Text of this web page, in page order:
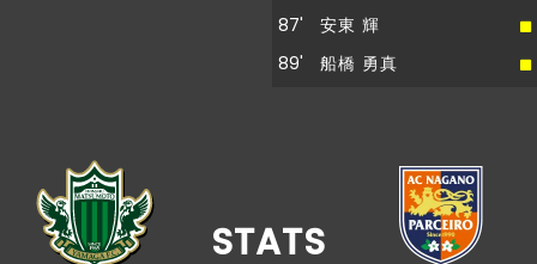
87'
安東 輝
89'
船橋 勇真
STATS